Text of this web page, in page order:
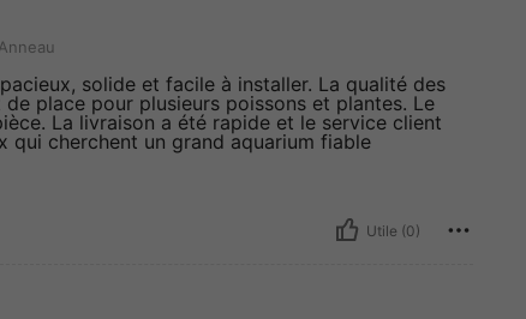
Anneau
solide et facile à installer. La qualité des
place pour plusieurs poissons et plantes. Le
La livraison a été rapide et le service client
cherchent un grand aquarium fiable
Utile (0)